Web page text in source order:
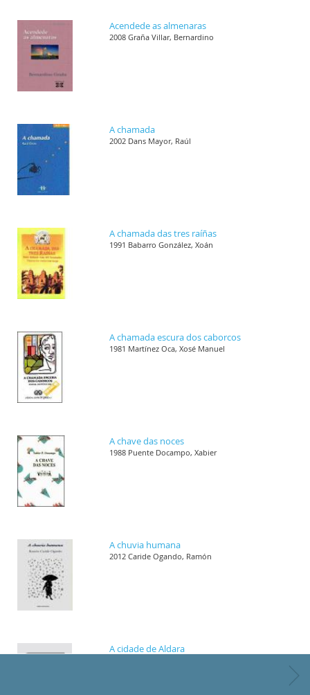
Acendede as almenaras
2008 Graña Villar, Bernardino
A chamada
2002 Dans Mayor, Raúl
A chamada das tres raíñas
1991 Babarro González, Xoán
A chamada escura dos caborcos
1981 Martínez Oca, Xosé Manuel
A chave das noces
1988 Puente Docampo, Xabier
A chuvia humana
2012 Caride Ogando, Ramón
A cidade de Aldara